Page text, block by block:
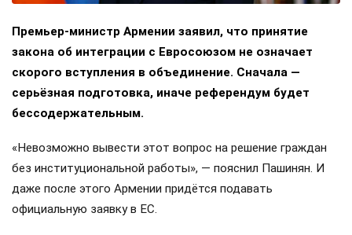
Премьер-министр Армении заявил, что принятие
закона об интеграции с Евросоюзом не означает
скорого вступления в объединение. Сначала —
серьёзная подготовка, иначе референдум будет
бессодержательным.
«Невозможно вывести этот вопрос на решение граждан
без институциональной работы», — пояснил Пашинян. И
даже после этого Армении придётся подавать
официальную заявку в ЕС.